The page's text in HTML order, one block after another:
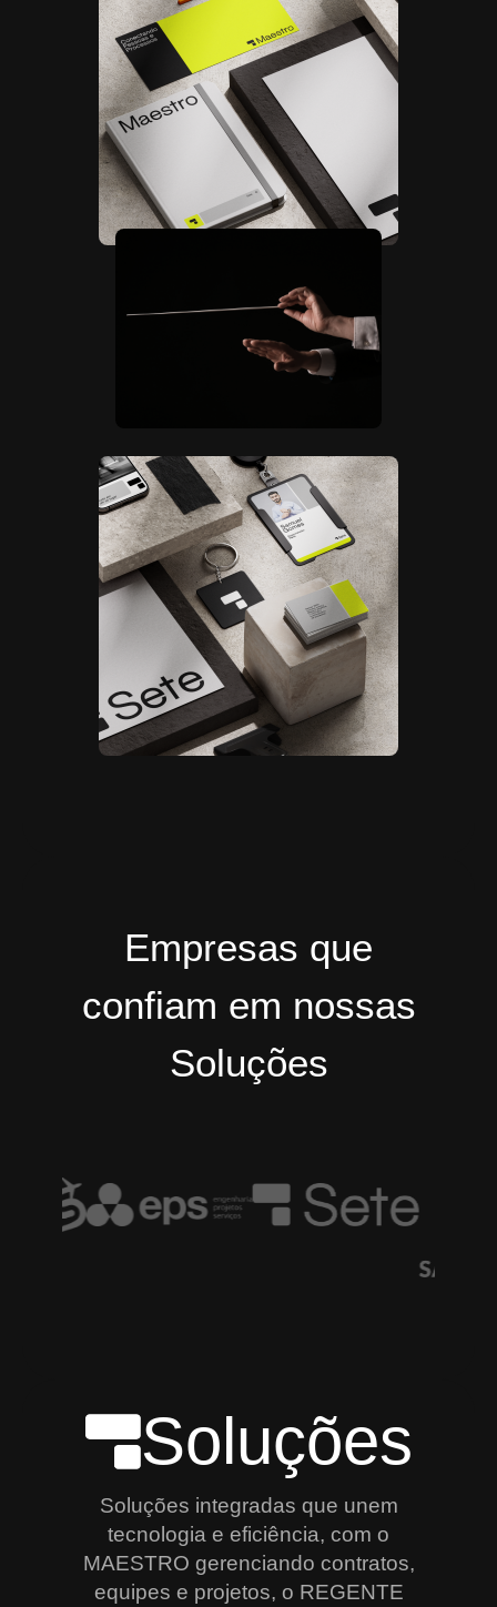
Empresas que
confiam em nossas
Soluções
Soluções
Soluções integradas que unem
tecnologia e eficiência, com o
MAESTRO gerenciando contratos,
equipes e projetos, o REGENTE